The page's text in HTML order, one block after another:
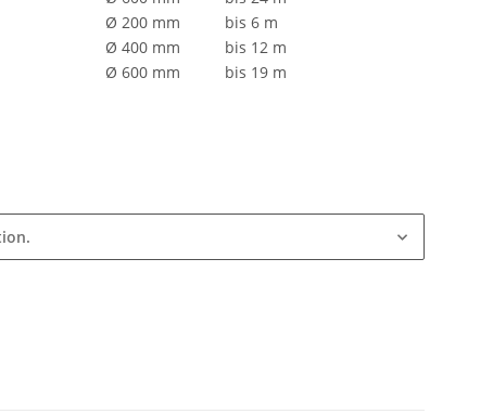
Ø 200 mm
bis 6 m
Ø 400 mm
bis 12 m
Ø 600 mm bis 19 m